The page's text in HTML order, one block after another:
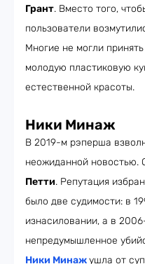
Грант. Вместо того,
пользователи
Многие не могли
молодую пластиковую
естественной красоты.
Ники Минаж
В 2019-м рэперша
неожиданной новостью.
Петти. Репутация
было две судимости: в
изнасиловании, а в
непредумышленное
Ники Минажушла от